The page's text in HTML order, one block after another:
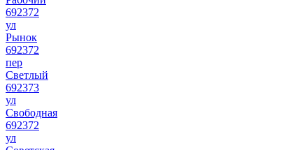
692372
ул
Рынок
692372
пер
Светлый
692373
ул
Свободная
692372
ул